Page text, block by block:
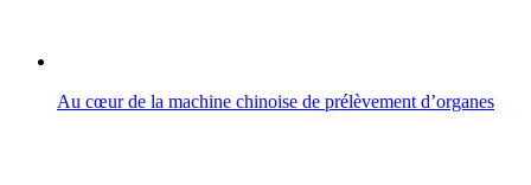
Au cœur de la machine chinoise de prélèvement d’organes